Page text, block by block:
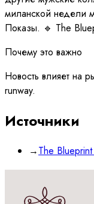
миланской недели
Показы. 🔹 The
Почему это важно
Новость влияет на
runway.
Источники
→The